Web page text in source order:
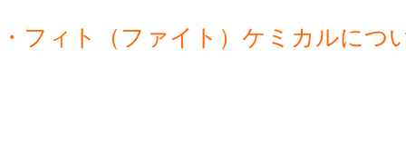
・フィト（ファイト）ケミカルにつ